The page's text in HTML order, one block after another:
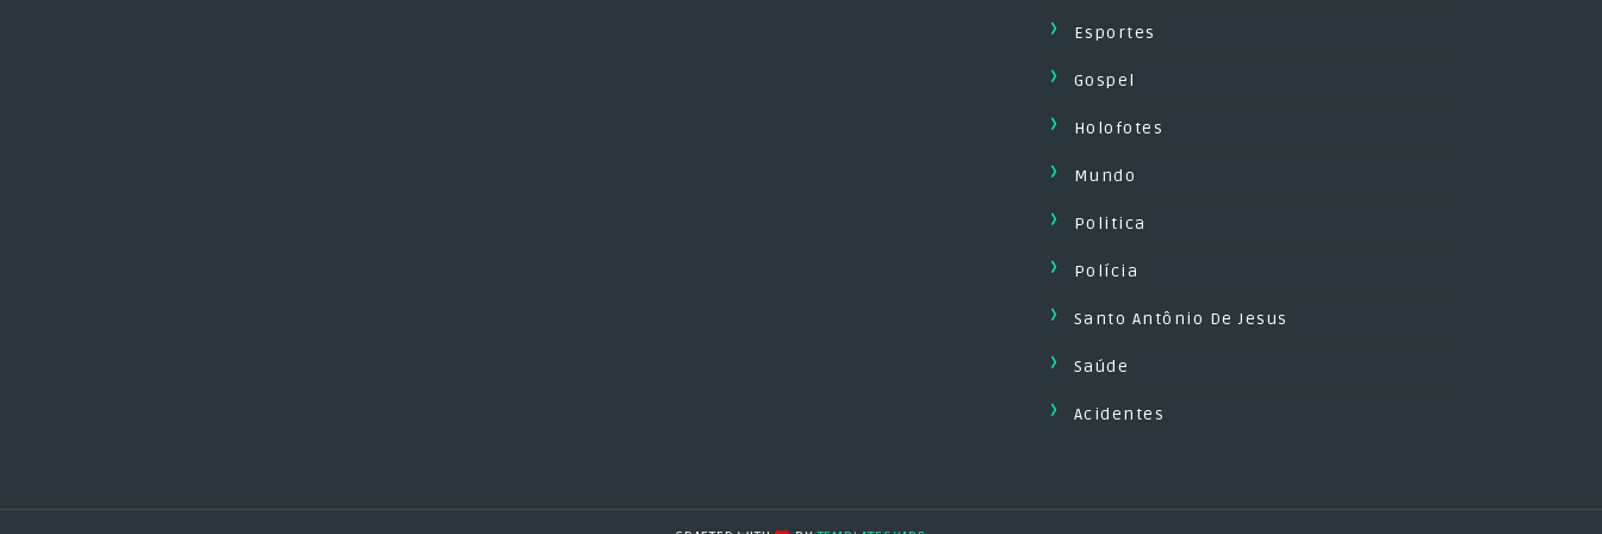
Esportes
Gospel
Holofotes
Mundo
Politica
Polícia
Santo Antônio De Jesus
Saúde
Acidentes